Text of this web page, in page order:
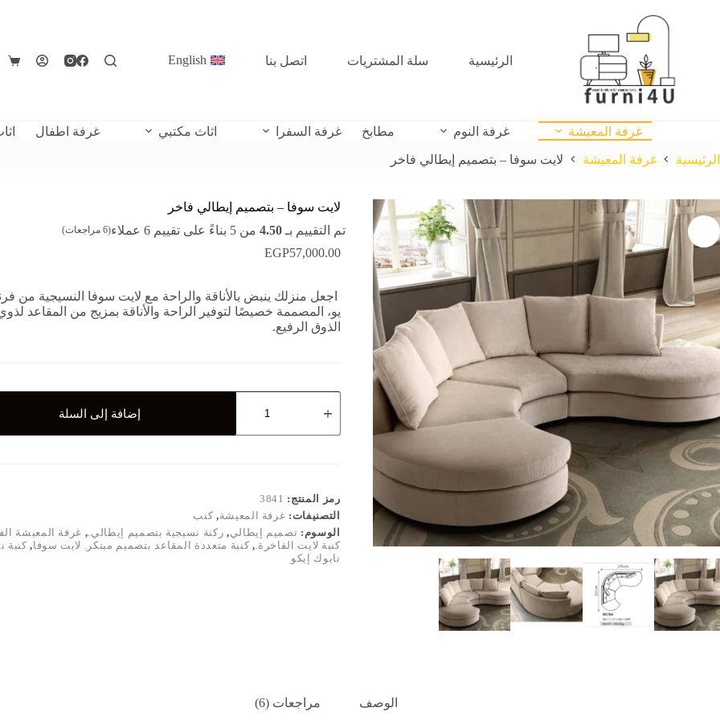
الرئيسية
سلة المشتريات اتصل بنا English
عربة
غرفة المعيشة غرفة النوم مطابخ غرفة السفرا اثاث مكتبي غرفة اطفال
الرئيسية غرفة المعيشة لايت سوفا – بتصميم إيطالي فاخر
لايت سوفا – بتصميم إيطالي فاخر
تم التقييم بـ 4.50 من 5 بناءً على تقييم 6 عملاء(
6 مراجعات)
EGP57,000.00
اجعل منزلك ينبض بالأناقة والراحة مع لايت سوفا النسيجية من
يو، المصممة خصيصًا لتوفير الراحة والأناقة بمزيج من المقاعد
الذوق الرفيع.
لايت
إضافة إلى السلة
رمز المنتج: 3841
التصنيفات: غرفة المعيشة, كنب
الوسوم: تصميم إيطالي, ركنة نسيجية بتصميم إيطالي. , غرفة المعيشة
كنبة لايت الفاخرة. , كنبة متعددة المقاعد بتصميم مبتكر. لايت سوفا , كنبة
نابوك إيكو
الوصف مراجعات (6)